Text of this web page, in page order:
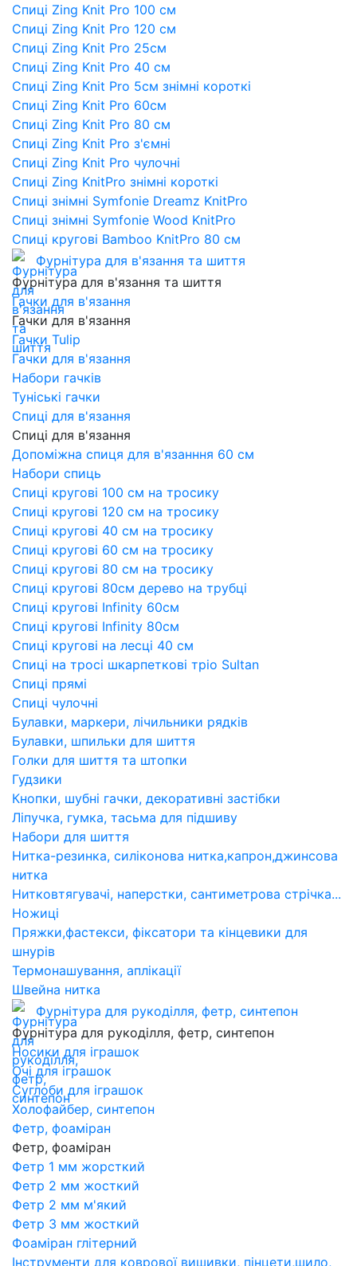
Спиці Zing Knit Pro 100 см
Спиці Zing Knit Pro 120 см
Спиці Zing Knit Pro 25см
Спиці Zing Knit Pro 40 см
Спиці Zing Knit Pro 5см знімні короткі
Спиці Zing Knit Pro 60см
Спиці Zing Knit Pro 80 см
Спиці Zing Knit Pro з'ємні
Спиці Zing Knit Pro чулочні
Спиці Zing KnitPro знімні короткі
Спиці знімні Symfonie Dreamz KnitPro
Спиці знімні Symfonie Wood KnitPro
Спиці кругові Bamboo KnitPro 80 см
Фурнітура для в'язання та шиття
Фурнітура для в'язання та шиття
Гачки для в'язання
Гачки для в'язання
Гачки Tulip
Гачки для в'язання
Набори гачків
Туніські гачки
Спиці для в'язання
Спиці для в'язання
Допоміжна спиця для в'язанння 60 см
Набори спиць
Спиці кругові 100 см на тросику
Спиці кругові 120 см на тросику
Спиці кругові 40 см на тросику
Спиці кругові 60 см на тросику
Спиці кругові 80 см на тросику
Спиці кругові 80см дерево на трубці
Спиці кругові Infinity 60см
Спиці кругові Infinity 80см
Спиці кругові на лесці 40 см
Спиці на тросі шкарпеткові тріо Sultan
Спиці прямі
Спиці чулочні
Булавки, маркери, лічильники рядків
Булавки, шпильки для шиття
Голки для шиття та штопки
Гудзики
Кнопки, шубні гачки, декоративні застібки
Ліпучка, гумка, тасьма для підшиву
Набори для шиття
Нитка-резинка, силіконова нитка,капрон,джинсова
нитка
Нитковтягувачі, наперстки, сантиметрова стрічка...
Ножиці
Пряжки,фастекси, фіксатори та кінцевики для
шнурів
Термонашування, аплікації
Швейна нитка
Фурнітура для рукоділля, фетр, синтепон
Фурнітура для рукоділля, фетр, синтепон
Носики для іграшок
Очі для іграшок
Суглоби для іграшок
Холофайбер, синтепон
Фетр, фоаміран
Фетр, фоаміран
Фетр 1 мм жорсткий
Фетр 2 мм жосткий
Фетр 2 мм м'який
Фетр 3 мм жосткий
Фоаміран глітерний
Інструменти для коврової вишивки, пінцети,шило,